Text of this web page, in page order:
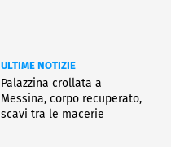
ULTIME NOTIZIE
Palazzina crollata a
Messina, corpo recuperato,
scavi tra le macerie